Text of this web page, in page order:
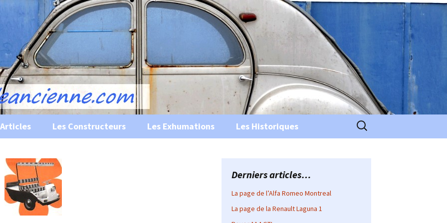
Ancienne
historiques …
évènements
musées
Les Constructeurs Les Exhumations Les Historiques Rechercher :
Derniers articles…
La page de l’Alfa Romeo Montreal
La page de la Renault Laguna 1